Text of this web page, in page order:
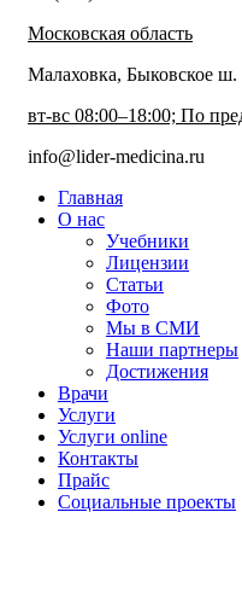
Московская область
Малаховка, Быковское ш.
вт-вс 08:00–18:00; По
info@lider-medicina.ru
Главная
О нас
Учебники
Лицензии
Статьи
Фото
Мы в СМИ
Наши партнеры
Достижения
Врачи
Услуги
Услуги online
Контакты
Прайс
Социальные проекты